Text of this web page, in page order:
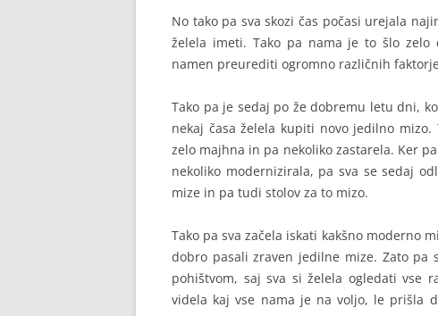
No tako pa sva skozi čas počasi urejala
želela imeti. Tako pa nama je to šlo
namen preurediti ogromno različnih
Tako pa je sedaj po že dobremu letu dni,
nekaj časa želela kupiti novo jedilno
zelo majhna in pa nekoliko zastarela. Ker
nekoliko modernizirala, pa sva se sedaj
mize in pa tudi stolov za to mizo.
Tako pa sva začela iskati kakšno moderno
dobro pasali zraven jedilne mize. Zato
pohištvom, saj sva si želela ogledati vse
videla kaj vse nama je na voljo, le prišla